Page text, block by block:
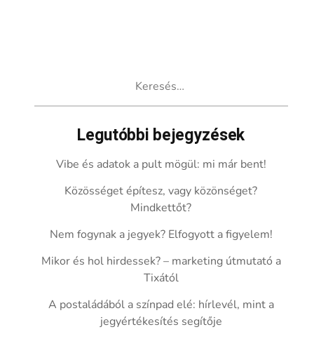
Legutóbbi bejegyzések
Vibe és adatok a pult mögül: mi már bent!
Közösséget építesz, vagy közönséget?
Mindkettőt?
Nem fogynak a jegyek? Elfogyott a figyelem!
Mikor és hol hirdessek? – marketing útmutató a
Tixától
A postaládából a színpad elé: hírlevél, mint a
jegyértékesítés segítője